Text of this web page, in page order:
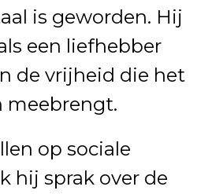
is geworden. Hij
een liefhebber
de vrijheid die het
meebrengt.
op sociale
hij sprak over de